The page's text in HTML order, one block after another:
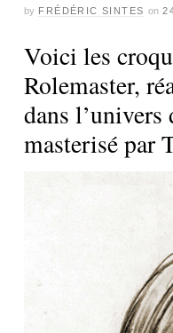
by FRÉDÉRIC SINTES on
Voici les
Rolemaster,
dans
masterisé par